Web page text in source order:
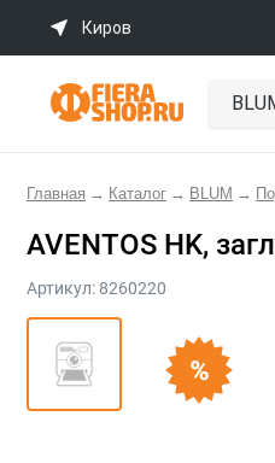
Киров
Главная → Каталог → BLUM →
AVENTOS HK,
Артикул: 8260220